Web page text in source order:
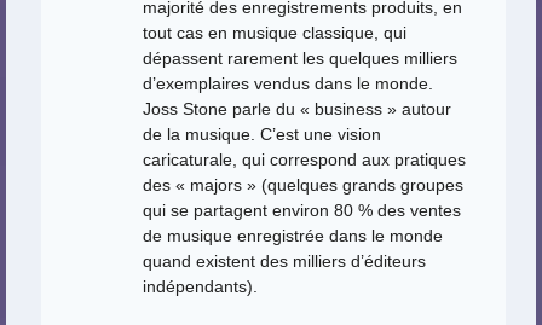
majorité des enregistrements produits, en
tout cas en musique classique, qui
dépassent rarement les quelques milliers
d’exemplaires vendus dans le monde.
Joss Stone parle du « business » autour
de la musique. C’est une vision
caricaturale, qui correspond aux pratiques
des « majors » (quelques grands groupes
qui se partagent environ 80 % des ventes
de musique enregistrée dans le monde
quand existent des milliers d’éditeurs
indépendants).